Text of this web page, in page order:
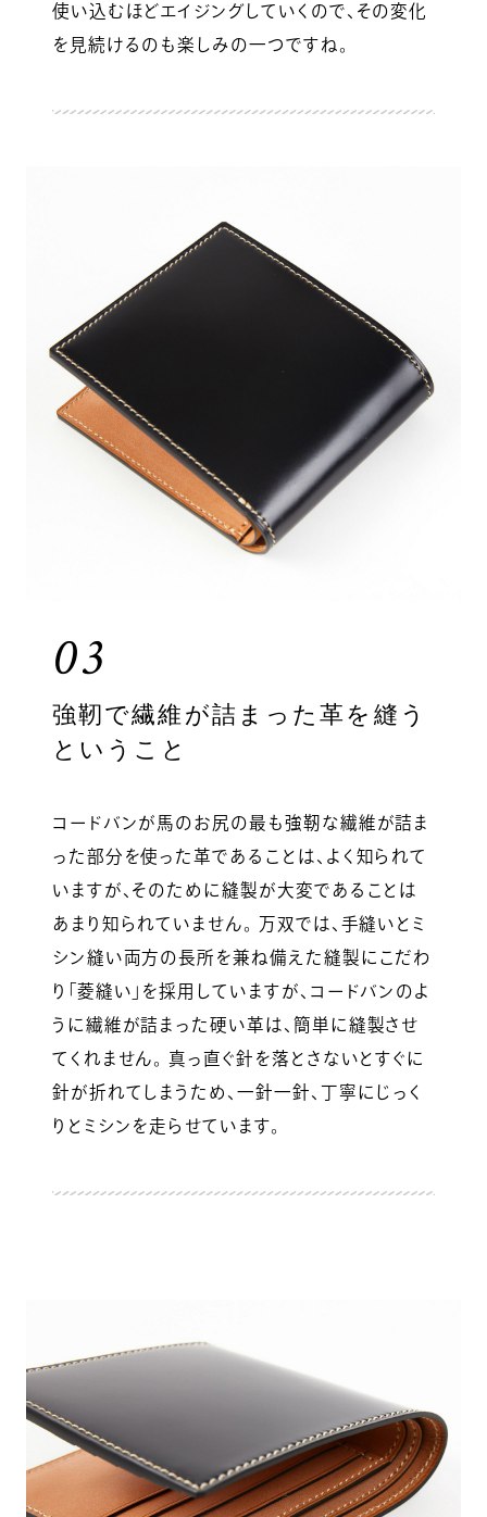
使い込むほどエイジングしていくので、その変化
を見続けるのも楽しみの一つですね。
03
強靭で繊維が詰まった革を縫う
ということ
コードバンが馬のお尻の最も強靭な繊維が詰ま
った部分を使った革であることは、よく知られて
いますが、そのために縫製が大変であることは
あまり知られていません。 万双では、手縫いとミ
シン縫い両方の長所を兼ね備えた縫製にこだわ
り「菱縫い」を採用していますが、コードバンのよ
うに繊維が詰まった硬い革は、簡単に縫製させ
てくれません。 真っ直ぐ針を落とさないとすぐに
針が折れてしまうため、一針一針、丁寧にじっく
りとミシンを走らせています。